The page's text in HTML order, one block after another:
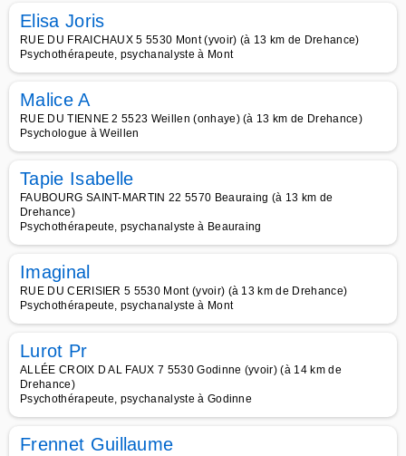
Elisa Joris
RUE DU FRAICHAUX 5 5530 Mont (yvoir) (à 13 km de Drehance)
Psychothérapeute, psychanalyste à Mont
Malice A
RUE DU TIENNE 2 5523 Weillen (onhaye) (à 13 km de Drehance)
Psychologue à Weillen
Tapie Isabelle
FAUBOURG SAINT-MARTIN 22 5570 Beauraing (à 13 km de
Drehance)
Psychothérapeute, psychanalyste à Beauraing
Imaginal
RUE DU CERISIER 5 5530 Mont (yvoir) (à 13 km de Drehance)
Psychothérapeute, psychanalyste à Mont
Lurot Pr
ALLÉE CROIX D AL FAUX 7 5530 Godinne (yvoir) (à 14 km de
Drehance)
Psychothérapeute, psychanalyste à Godinne
Frennet Guillaume